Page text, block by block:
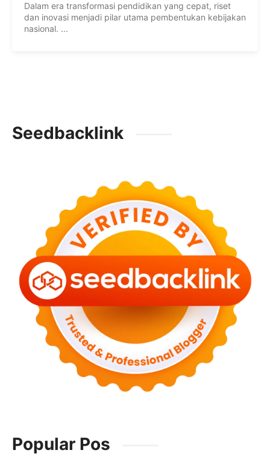
Dalam era transformasi pendidikan yang cepat, riset
dan inovasi menjadi pilar utama pembentukan kebijakan
nasional. ...
Seedbacklink
Popular Pos